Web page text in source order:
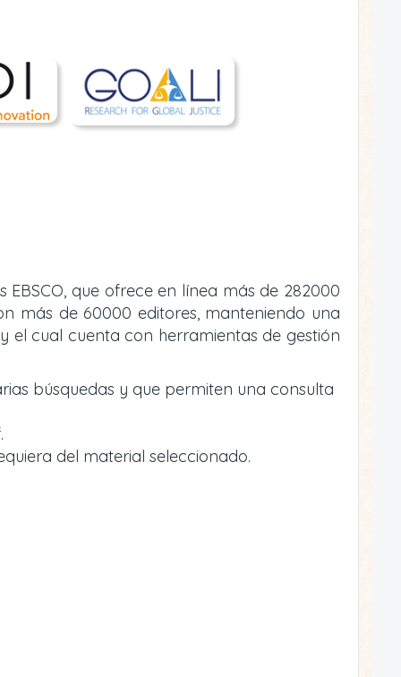
que ofrece en línea más de 282000
más de 60000 editores, manteniendo una
el cual cuenta con herramientas de gestión
búsquedas y que permiten una consulta
del material seleccionado.